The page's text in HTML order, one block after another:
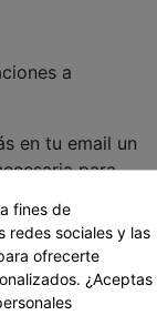
a
en tu email un
para
fines de
redes sociales y las
ofrecerte
¿Aceptas